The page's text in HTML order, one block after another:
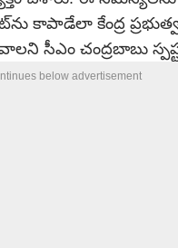
కాపాడేలా కేంద్ర
సీఎం చంద్రబాబు
below advertisement